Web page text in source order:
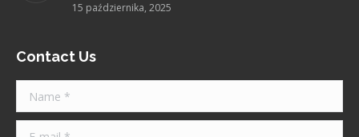
15 października, 2025
Contact Us
Name *
E-mail *